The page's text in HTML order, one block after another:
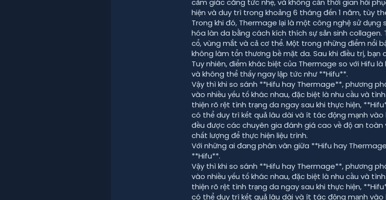
cảm giác căng tức nhẹ, và không cần thời gian hồi
hiện và duy trì trong khoảng 6 tháng đến 1 năm, tùy
Trong khi đó, Thermage lại là một công nghệ sử
hóa làn da bằng cách kích thích sự sản sinh
cổ, vùng mắt và cả cơ thể. Một trong những điểm
không làm tổn thương bề mặt da. Sau khi điều trị,
Tuy nhiên, điểm khác biệt của Thermage so với Hifu
và không thể thấy ngay lập tức như **Hifu**.
Vậy thì khi so sánh **Hifu hay Thermage**, phương
vào nhiều yếu tố khác nhau, đặc biệt là nhu cầu và
thiện rõ rệt tình trạng da ngay sau khi thực hiện,
có thể duy trì kết quả lâu dài và ít tác động mạnh
đều được các chuyên gia đánh giá cao về độ an
chất lượng để thực hiện liệu trình.
Với những ai đang phân vân giữa **Hifu hay
**Hifu**.
Vậy thì khi so sánh **Hifu hay Thermage**, phương
vào nhiều yếu tố khác nhau, đặc biệt là nhu cầu và
thiện rõ rệt tình trạng da ngay sau khi thực hiện,
có thể duy trì kết quả lâu dài và ít tác động mạnh